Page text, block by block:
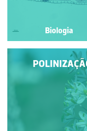
Biologia
Biologia